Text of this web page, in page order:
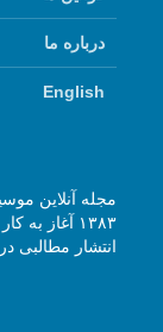
درباره ما
English
۱۳۸۳ آغاز
انتشار مطالبی